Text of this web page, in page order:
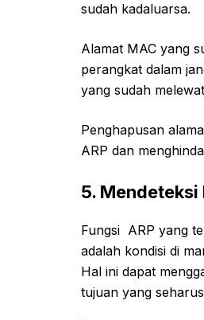
sudah kadaluarsa.
Alamat MAC yang
perangkat dalam
yang sudah
Penghapusan
ARP dan
5.
Fungsi ARP yang
adalah kondisi di
Hal ini dapat
tujuan yang